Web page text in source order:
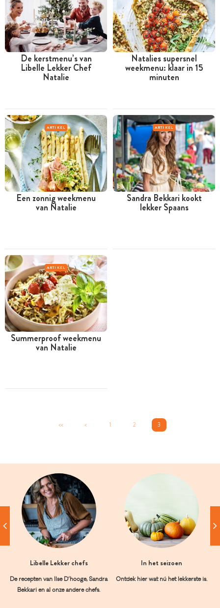
De kerstmenu’s van
Libelle Lekker Chef
Natalie
Natalies supersnel
weekmenu: klaar in 15
minuten
ARTIKEL
Een zonnig weekmenu
van Natalie
ARTIKEL
Sandra Bekkari kookt
lekker Spaans
ARTIKEL
Summerproof weekmenu
van Natalie
<< < 1 2 3
Libelle Lekker chefs
De recepten van Ilse D’hooge, Sandra
Bekkari en al onze andere chefs.
In het seizoen
Ontdek hier wat nú het lekkerste is.